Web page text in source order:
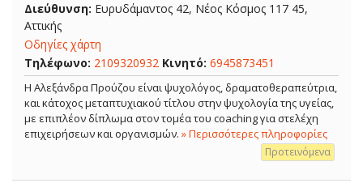
Διεύθυνση: Ευρυδάμαντος 42, Νέος Κόσμος 117 45,
Αττικής
Οδηγίες χάρτη
Τηλέφωνο: 2109320932 Κινητό: 6945873451
Η Αλεξάνδρα Προύζου είναι ψυχολόγος, δραματοθεραπεύτρια,
και κάτοχος μεταπτυχιακού τίτλου στην ψυχολογία της υγείας,
με επιπλέον δίπλωμα στον τομέα του coaching για στελέχη
επιχειρήσεων και οργανισμών. » Περισσότερες πληροφορίες
Προτεινόμενα